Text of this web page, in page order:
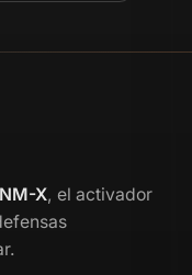
X, el activador